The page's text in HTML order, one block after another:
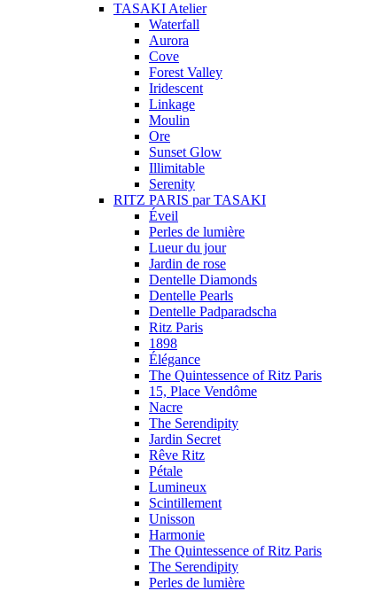
TASAKI Atelier
Waterfall
Aurora
Cove
Forest Valley
Iridescent
Linkage
Moulin
Ore
Sunset Glow
Illimitable
Serenity
RITZ PARIS par TASAKI
Éveil
Perles de lumière
Lueur du jour
Jardin de rose
Dentelle Diamonds
Dentelle Pearls
Dentelle Padparadscha
Ritz Paris
1898
Élégance
The Quintessence of Ritz Paris
15, Place Vendôme
Nacre
The Serendipity
Jardin Secret
Rêve Ritz
Pétale
Lumineux
Scintillement
Unisson
Harmonie
The Quintessence of Ritz Paris
The Serendipity
Perles de lumière